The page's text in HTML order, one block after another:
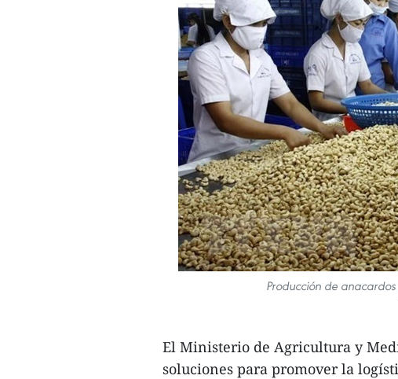
Producción de
El Ministerio de Agricultura y
soluciones para promover la